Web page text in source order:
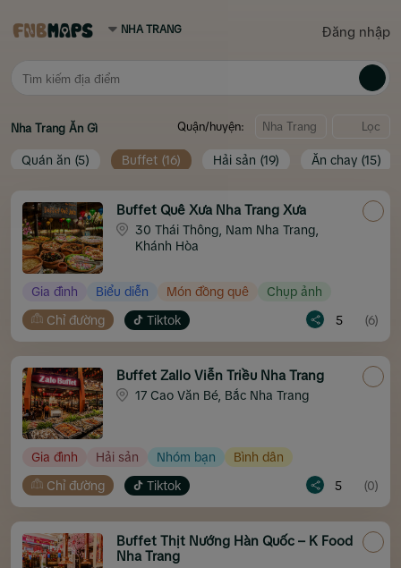
Đăng nhập
Quận/huyện: Lọc
Nha TrangĂn Gì
Quán ăn (5) Buffet (16) Hải sản (19) Ăn chay (15)
Buffet Quê Xưa Nha Trang Xưa
30 Thái Thông, Nam Nha Trang,
Khánh Hòa
Gia đình Biểu diễn Món đồng quê
Chụp ảnh
Chỉ đường
Tiktok 5 (6)
Buffet Zallo Viễn Triều Nha Trang
17 Cao Văn Bé, Bắc Nha Trang
Gia đình Hải sản Nhóm bạn
Bình dân
Chỉ đường
Tiktok 5 (0)
Buffet Thịt Nướng Hàn Quốc – K Food
Nha Trang